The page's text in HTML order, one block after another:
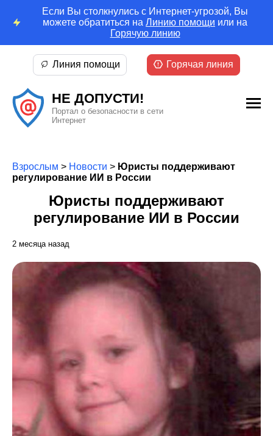
Если Вы столкнулись с Интернет-угрозой, Вы
можете обратиться на Линию помощи или на
Горячую линию
НЕ ДОПУСТИ!
Портал о безопасности в сети
Интернет
Линия помощи Горячая линия
Взрослым > Новости > Юристы поддерживают
регулирование ИИ в России
Юристы поддерживают
регулирование ИИ в России
2 месяца назад